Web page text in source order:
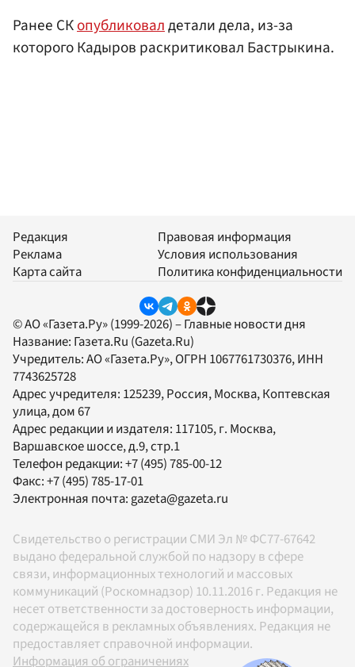
Ранее СКопубликовалдетали дела, из-за
которого Кадыров раскритиковал Бастрыкина.
Редакция
Реклама
Карта сайта
Правовая информация
Условия использования
Политика конфиденциальности
© АО «Газета.Ру» (1999-2026) – Главные новости дня
Название: Газета.Ru (Gazeta.Ru)
Учредитель:АО «Газета.Ру», ОГРН 1067761730376, ИНН
7743625728
Адрес учредителя: 125239, Россия, Москва, Коптевская
улица, дом 67
Адрес редакции и издателя: 117105, г. Москва,
Варшавское шоссе, д.9, стр.1
Телефон редакции:+7 (495) 785-00-12
Факс:+7 (495) 785-17-01
Электронная почта:gazeta@gazeta.ru
Свидетельство о регистрации СМИ Эл № ФС77-67642
выдано федеральной службой по надзору в сфере
связи, информационных технологий и массовых
коммуникаций (Роскомнадзор) 10.11.2016 г. Редакция не
несет ответственности за достоверность информации,
содержащейся в рекламных объявлениях. Редакция не
предоставляет справочной информации.
Информация об ограничениях